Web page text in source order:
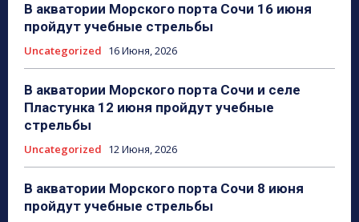
В акватории Морского порта Сочи 16 июня
пройдут учебные стрельбы
Uncategorized 16 Июня, 2026
В акватории Морского порта Сочи и селе
Пластунка 12 июня пройдут учебные
стрельбы
Uncategorized 12 Июня, 2026
В акватории Морского порта Сочи 8 июня
пройдут учебные стрельбы